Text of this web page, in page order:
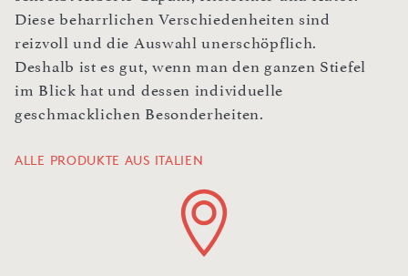
Diese beharrlichen Verschiedenheiten sind
reizvoll und die Auswahl unerschöpflich.
Deshalb ist es gut, wenn man den ganzen Stiefel
im Blick hat und dessen individuelle
geschmacklichen Besonderheiten.
ALLE PRODUKTE AUS ITALIEN